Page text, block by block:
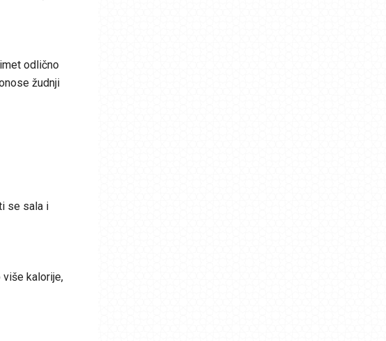
odlično
žudnji
se sala i
kalorije,